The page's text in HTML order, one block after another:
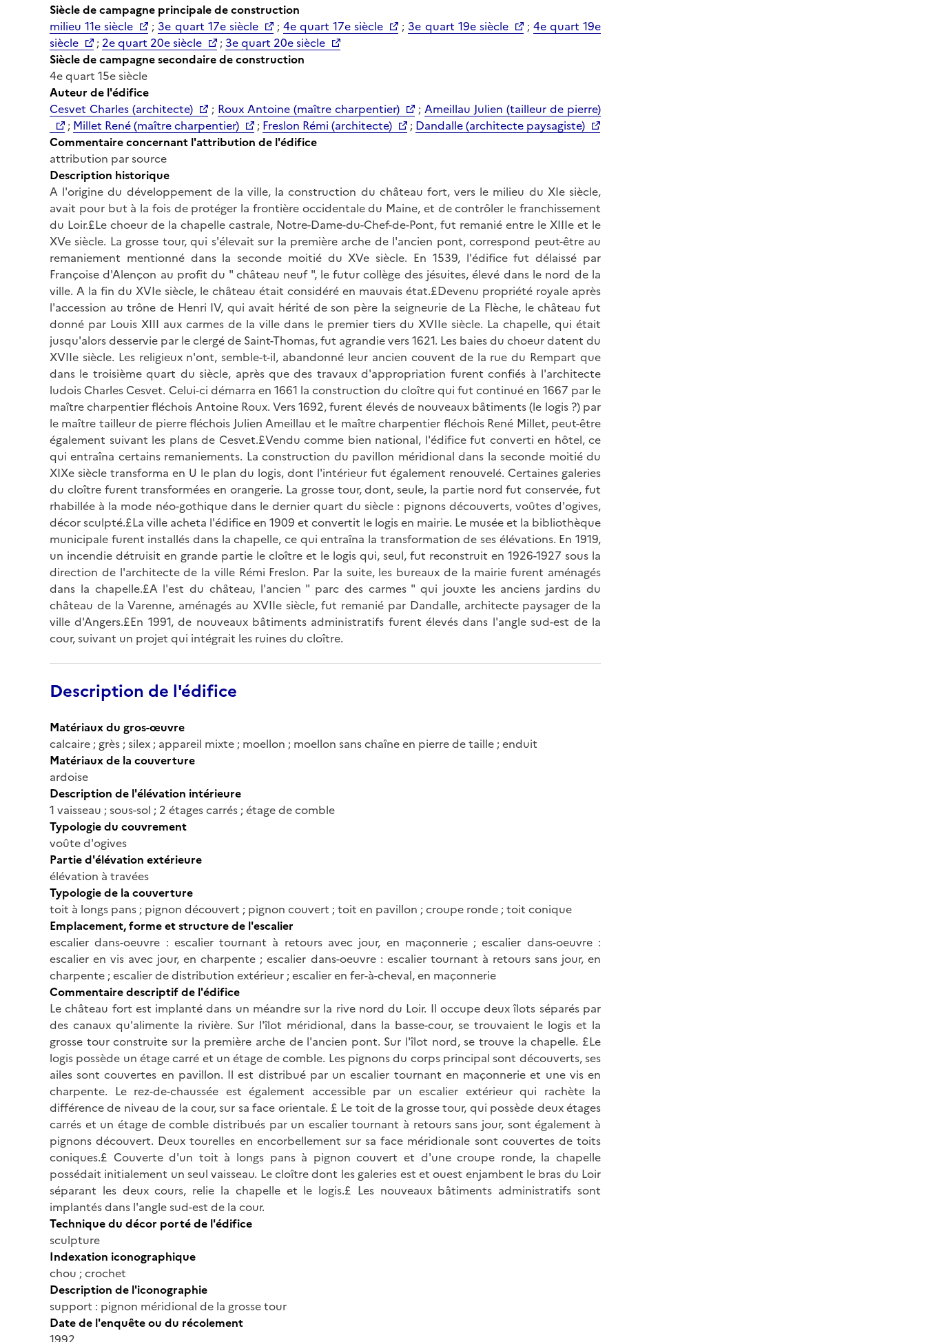
Siècle de campagne principale de construction
milieu 11e siècle
;3e quart 17e siècle ; 4e quart 17e siècle ;3e quart 19e siècle ; 4e quart 19e
siècle
; 2e quart 20e siècle ;3e quart 20e siècle
Siècle de campagne secondaire de construction
4e quart 15e siècle
Auteur de l'édifice
Cesvet Charles (architecte)
; Roux Antoine (maître charpentier) ; Ameillau Julien (tailleur de pierre)
; Millet René (maître charpentier) ; Freslon Rémi (architecte) ; Dandalle (architecte paysagiste)
Commentaire concernant l'attribution de l'édifice
attribution par source
Description historique
A l'origine du développement de la ville, la construction du château fort, vers le milieu du XIe siècle,
avait pour but à la fois de protéger la frontière occidentale du Maine, et de contrôler le franchissement
du Loir.£Le choeur de la chapelle castrale, Notre-Dame-du-Chef-de-Pont, fut remanié entre le XIIIe et le
XVe siècle. La grosse tour, qui s'élevait sur la première arche de l'ancien pont, correspond peut-être au
remaniement mentionné dans la seconde moitié du XVe siècle. En 1539, l'édifice fut délaissé par
Françoise d'Alençon au profit du " château neuf ", le futur collège des jésuites, élevé dans le nord de la
ville. A la fin du XVIe siècle, le château était considéré en mauvais état.£Devenu propriété royale après
l'accession au trône de Henri IV, qui avait hérité de son père la seigneurie de La Flèche, le château fut
donné par Louis XIII aux carmes de la ville dans le premier tiers du XVIIe siècle. La chapelle, qui était
jusqu'alors desservie par le clergé de Saint-Thomas, fut agrandie vers 1621. Les baies du choeur datent du
XVIIe siècle. Les religieux n'ont, semble-t-il, abandonné leur ancien couvent de la rue du Rempart que
dans le troisième quart du siècle, après que des travaux d'appropriation furent confiés à l'architecte
ludois Charles Cesvet. Celui-ci démarra en 1661 la construction du cloître qui fut continué en 1667 par le
maître charpentier fléchois Antoine Roux. Vers 1692, furent élevés de nouveaux bâtiments (le logis ?) par
le maître tailleur de pierre fléchois Julien Ameillau et le maître charpentier fléchois René Millet, peut-être
également suivant les plans de Cesvet.£Vendu comme bien national, l'édifice fut converti en hôtel, ce
qui entraîna certains remaniements. La construction du pavillon méridional dans la seconde moitié du
XIXe siècle transforma en U le plan du logis, dont l'intérieur fut également renouvelé. Certaines galeries
du cloître furent transformées en orangerie. La grosse tour, dont, seule, la partie nord fut conservée, fut
rhabillée à la mode néo-gothique dans le dernier quart du siècle : pignons découverts, voûtes d'ogives,
décor sculpté.£La ville acheta l'édifice en 1909 et convertit le logis en mairie. Le musée et la bibliothèque
municipale furent installés dans la chapelle, ce qui entraîna la transformation de ses élévations. En 1919,
un incendie détruisit en grande partie le cloître et le logis qui, seul, fut reconstruit en 1926-1927 sous la
direction de l'architecte de la ville Rémi Freslon. Par la suite, les bureaux de la mairie furent aménagés
dans la chapelle.£A l'est du château, l'ancien " parc des carmes " qui jouxte les anciens jardins du
château de la Varenne, aménagés au XVIIe siècle, fut remanié par Dandalle, architecte paysager de la
ville d'Angers.£En 1991, de nouveaux bâtiments administratifs furent élevés dans l'angle sud-est de la
cour, suivant un projet qui intégrait les ruines du cloître.
Description de l'édifice
Matériaux du gros-œuvre
calcaire ; grès ; silex ; appareil mixte ; moellon ; moellon sans chaîne en pierre de taille ; enduit
Matériaux de la couverture
ardoise
Description de l'élévation intérieure
1 vaisseau ; sous-sol ; 2 étages carrés ; étage de comble
Typologie du couvrement
voûte d'ogives
Partie d'élévation extérieure
élévation à travées
Typologie de la couverture
toit à longs pans ; pignon découvert ; pignon couvert ; toit en pavillon ; croupe ronde ; toit conique
Emplacement, forme et structure de l'escalier
escalier dans-oeuvre : escalier tournant à retours avec jour, en maçonnerie ; escalier dans-oeuvre :
escalier en vis avec jour, en charpente ; escalier dans-oeuvre : escalier tournant à retours sans jour, en
charpente ; escalier de distribution extérieur ; escalier en fer-à-cheval, en maçonnerie
Commentaire descriptif de l'édifice
Le château fort est implanté dans un méandre sur la rive nord du Loir. Il occupe deux îlots séparés par
des canaux qu'alimente la rivière. Sur l'îlot méridional, dans la basse-cour, se trouvaient le logis et la
grosse tour construite sur la première arche de l'ancien pont. Sur l'îlot nord, se trouve la chapelle. £Le
logis possède un étage carré et un étage de comble. Les pignons du corps principal sont découverts, ses
ailes sont couvertes en pavillon. Il est distribué par un escalier tournant en maçonnerie et une vis en
charpente. Le rez-de-chaussée est également accessible par un escalier extérieur qui rachète la
différence de niveau de la cour, sur sa face orientale. £ Le toit de la grosse tour, qui possède deux étages
carrés et un étage de comble distribués par un escalier tournant à retours sans jour, sont également à
pignons découvert. Deux tourelles en encorbellement sur sa face méridionale sont couvertes de toits
coniques.£ Couverte d'un toit à longs pans à pignon couvert et d'une croupe ronde, la chapelle
possédait initialement un seul vaisseau. Le cloître dont les galeries est et ouest enjambent le bras du Loir
séparant les deux cours, relie la chapelle et le logis.£ Les nouveaux bâtiments administratifs sont
implantés dans l'angle sud-est de la cour.
Technique du décor porté de l'édifice
sculpture
Indexation iconographique
chou ; crochet
Description de l'iconographie
support : pignon méridional de la grosse tour
Date de l'enquête ou du récolement